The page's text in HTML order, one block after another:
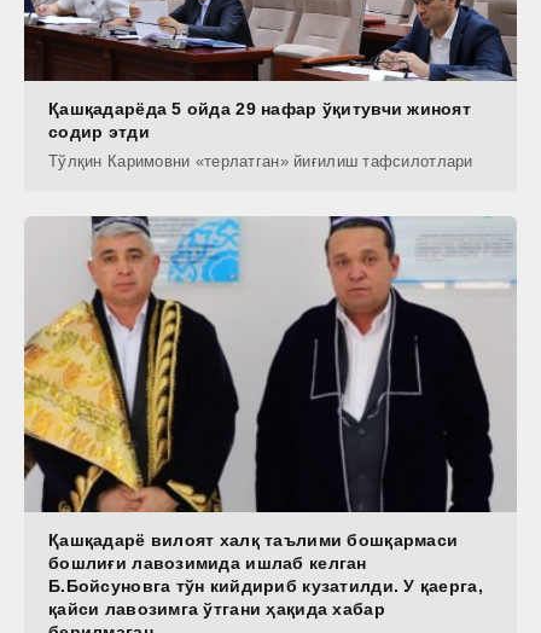
Қашқадарёда 5 ойда 29 нафар ўқитувчи жиноят
содир этди
Тўлқин Каримовни «терлатган» йиғилиш тафсилотлари
Қашқадарё вилоят халқ таълими бошқармаси
бошлиғи лавозимида ишлаб келган
Б.Бойсуновга тўн кийдириб кузатилди. У қаерга,
қайси лавозимга ўтгани ҳақида хабар